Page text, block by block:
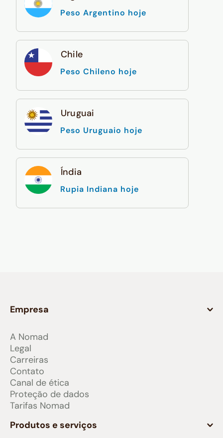
Peso Argentino hoje
Chile
Peso Chileno hoje
Uruguai
Peso Uruguaio hoje
Índia
Rupia Indiana hoje
Empresa
A Nomad
Legal
Carreiras
Contato
Canal de ética
Proteção de dados
Tarifas Nomad
Produtos e serviços